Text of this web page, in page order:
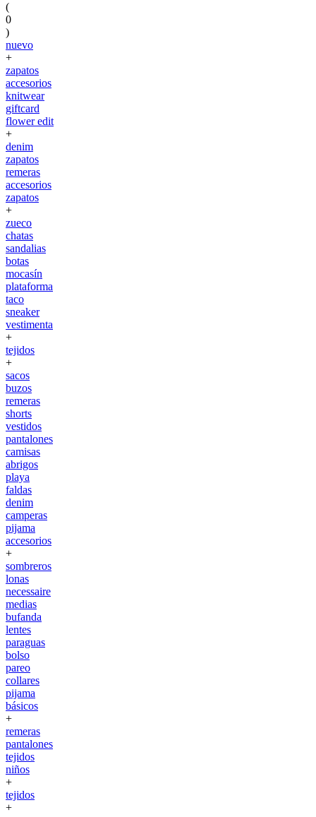
(
0
)
nuevo
+
zapatos
accesorios
knitwear
giftcard
flower edit
+
denim
zapatos
remeras
accesorios
zapatos
+
zueco
chatas
sandalias
botas
mocasín
plataforma
taco
sneaker
vestimenta
+
tejidos
+
sacos
buzos
remeras
shorts
vestidos
pantalones
camisas
abrigos
playa
faldas
denim
camperas
pijama
accesorios
+
sombreros
lonas
necessaire
medias
bufanda
lentes
paraguas
bolso
pareo
collares
pijama
básicos
+
remeras
pantalones
tejidos
niños
+
tejidos
+